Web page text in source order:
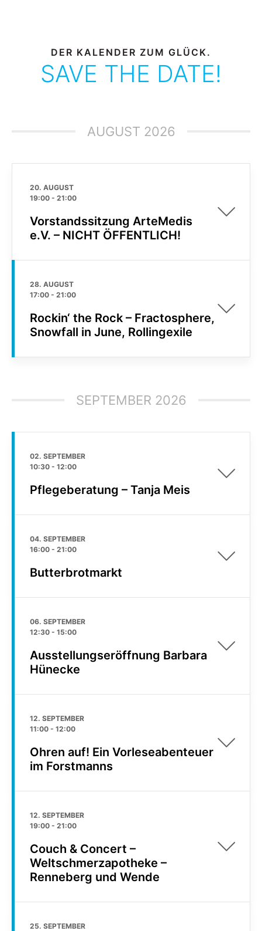
DER KALENDER ZUM GLÜCK.
SAVE THE DATE!
AUGUST 2026
20. AUGUST
19:00 - 21:00
Vorstandssitzung ArteMedis
e.V. – NICHT ÖFFENTLICH!
28. AUGUST
17:00 - 21:00
Rockin‘ the Rock – Fractosphere,
Snowfall in June, Rollingexile
SEPTEMBER 2026
02. SEPTEMBER
10:30 - 12:00
Pflegeberatung – Tanja Meis
04. SEPTEMBER
16:00 - 21:00
Butterbrotmarkt
06. SEPTEMBER
12:30 - 15:00
Ausstellungseröffnung Barbara
Hünecke
12. SEPTEMBER
11:00 - 12:00
Ohren auf! Ein Vorleseabenteuer
im Forstmanns
12. SEPTEMBER
19:00 - 21:00
Couch & Concert –
Weltschmerzapotheke –
Renneberg und Wende
25. SEPTEMBER